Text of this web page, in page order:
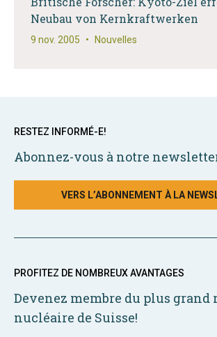
Neubau von Kernkraftwerken
9 nov. 2005 • Nouvelles
RESTEZ INFORMÉ-E!
Abonnez-vous à notre
VERS L’ABONNEMENT À LA
PROFITEZ DE NOMBREUX AVANTAGES
Devenez membre du plus grand
nucléaire de Suisse!